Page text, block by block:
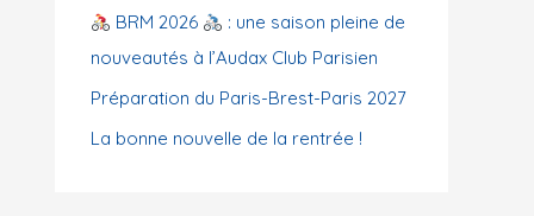
s
BRM 2026
: une saison pleine de
nouveautés à l’Audax Club Parisien
Préparation du Paris-Brest-Paris 2027
La bonne nouvelle de la rentrée !